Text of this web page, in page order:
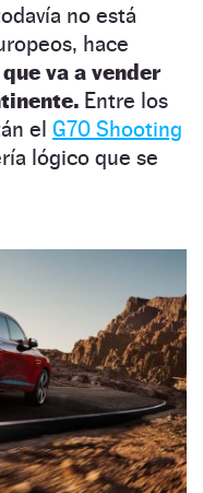
no está
hace
va a vender
Entre los
el G70 Shooting
lógico que se